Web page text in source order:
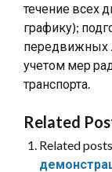
течение всех
графику);
передвижных
учетом мер
транспорта.
Related
Related posts